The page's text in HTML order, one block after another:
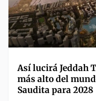
Así lucirá Jeddah
más alto del
Saudita para 2028